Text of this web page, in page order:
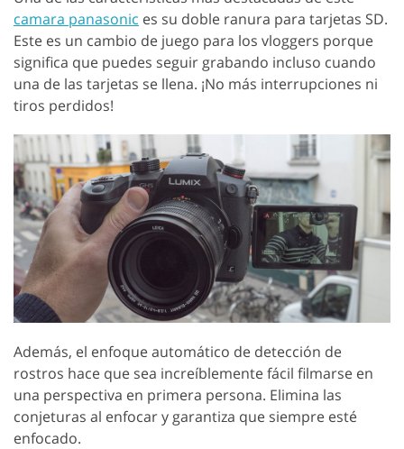
camara panasonic es su doble ranura para tarjetas SD.
Este es un cambio de juego para los vloggers porque
significa que puedes seguir grabando incluso cuando
una de las tarjetas se llena. ¡No más interrupciones ni
tiros perdidos!
Además, el enfoque automático de detección de
rostros hace que sea increíblemente fácil filmarse en
una perspectiva en primera persona. Elimina las
conjeturas al enfocar y garantiza que siempre esté
enfocado.